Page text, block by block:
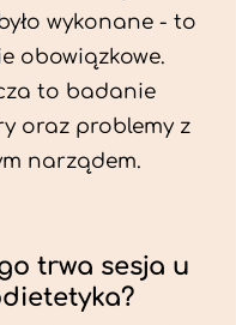
wykonane - to
obowiązkowe.
to badanie
oraz problemy z
narządem.
trwa sesja u